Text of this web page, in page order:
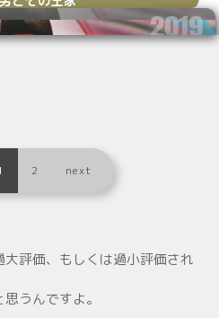
2019
11.21
2 next
評価、もしくは過小評価され
うんですよ。